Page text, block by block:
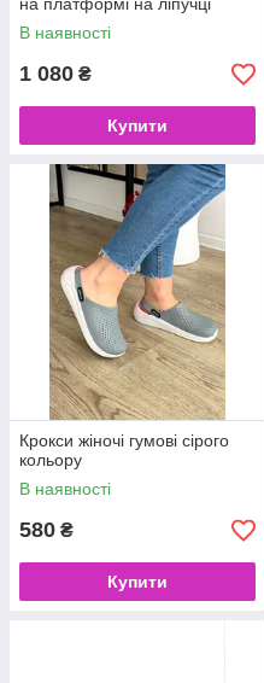
В наявності
1 080 ₴
Купити
Крокси жіночі гумові сірого
кольору
В наявності
580 ₴
Купити